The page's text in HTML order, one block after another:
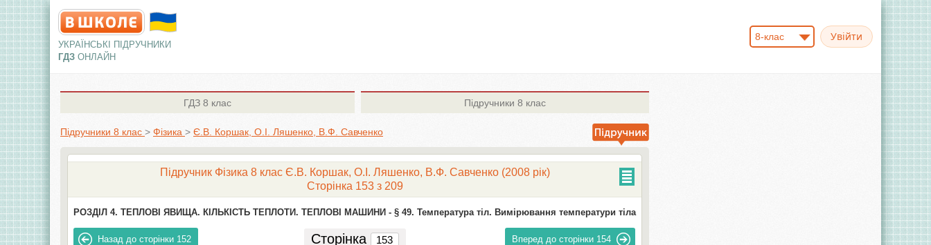
УКРАЇНСЬКІ ПІДРУЧНИКИ
ГДЗ ОНЛАЙН
8-клас
ГДЗ 8 клас Підручники 8 клас
Підручники 8 клас > Фізика > Є.В. Коршак, О.І. Ляшенко, В.Ф. Савченко
Підручник Фізика 8 клас Є.В. Коршак, О.І. Ляшенко, В.Ф. Савченко (2008 рік)
Сторінка 153 з 209
РОЗДІЛ 4. ТЕПЛОВІ ЯВИЩА. КІЛЬКІСТЬ ТЕПЛОТИ. ТЕПЛОВІ МАШИНИ - § 49. Температура тіл. Вимірювання температури тіла
Назад до сторінки 152 Сторінка Вперед до сторінки 154